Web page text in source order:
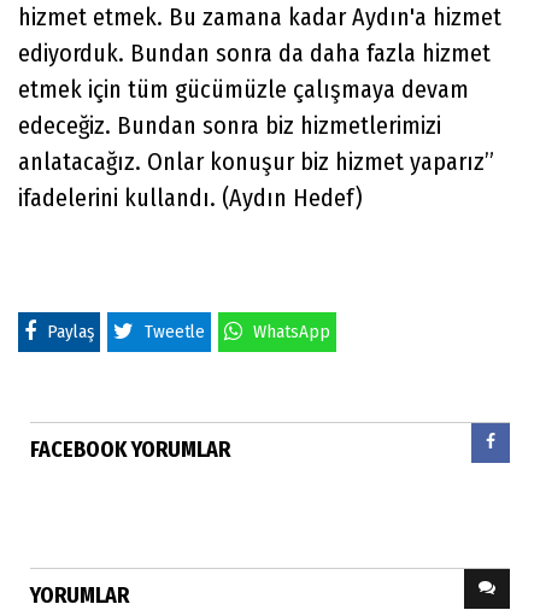
hizmet etmek. Bu zamana kadar Aydın'a hizmet
ediyorduk. Bundan sonra da daha fazla hizmet
etmek için tüm gücümüzle çalışmaya devam
edeceğiz. Bundan sonra biz hizmetlerimizi
anlatacağız. Onlar konuşur biz hizmet yaparız”
ifadelerini kullandı. (Aydın Hedef)
Paylaş Tweetle WhatsApp
FACEBOOK YORUMLAR
YORUMLAR